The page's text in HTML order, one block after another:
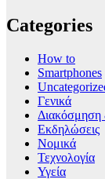
Categories
How to
Smartphones
Γενικά
Διακόσμηση
Εκδηλώσεις
Νομικά
Τεχνολογία
Υγεία